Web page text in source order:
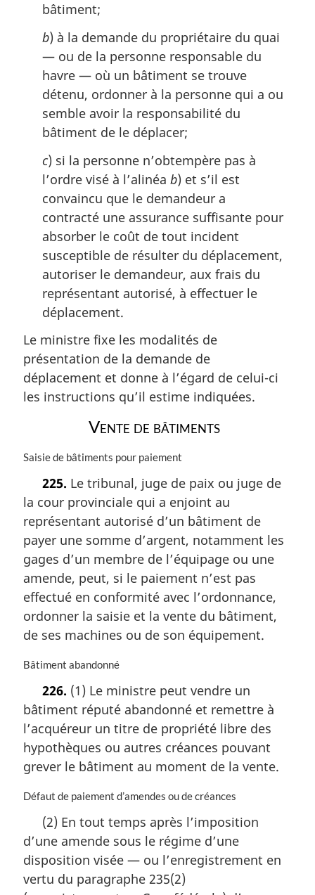
bâtiment;
b) à la demande du propriétaire du quai
— ou de la personne responsable du
havre — où un bâtiment se trouve
détenu, ordonner à la personne qui a ou
semble avoir la responsabilité du
bâtiment de le déplacer;
c) si la personne n’obtempère pas à
l’ordre visé à l’alinéa b) et s’il est
convaincu que le demandeur a
contracté une assurance suffisante pour
absorber le coût de tout incident
susceptible de résulter du déplacement,
autoriser le demandeur, aux frais du
représentant autorisé, à effectuer le
déplacement.
Le ministre fixe les modalités de
présentation de la demande de
déplacement et donne à l’égard de celui-ci
les instructions qu’il estime indiquées.
Vente de bâtiments
N
e
m
r
g
i
a
l
e
Saisie de bâtiments pour paiement
225. Le tribunal, juge de paix ou juge de
la cour provinciale qui a enjoint au
représentant autorisé d’un bâtiment de
payer une somme d’argent, notamment les
gages d’un membre de l’équipage ou une
amende, peut, si le paiement n’est pas
effectué en conformité avec l’ordonnance,
ordonner la saisie et la vente du bâtiment,
de ses machines ou de son équipement.
N
e
m
r
g
n
e
:
Bâtiment abandonné
226. (1) Le ministre peut vendre un
bâtiment réputé abandonné et remettre à
l’acquéreur un titre de propriété libre des
hypothèques ou autres créances pouvant
grever le bâtiment au moment de la vente.
N
e
m
r
Défaut de paiement d’amendes ou de créances
(2) En tout temps après l’imposition
d’une amende sous le régime d’une
disposition visée — ou l’enregistrement en
vertu du paragraphe 235(2)